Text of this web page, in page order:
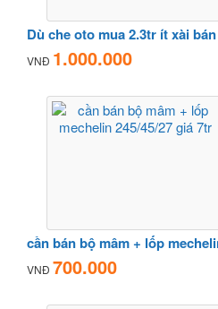
VNĐ 1.000.000
VNĐ 700.000